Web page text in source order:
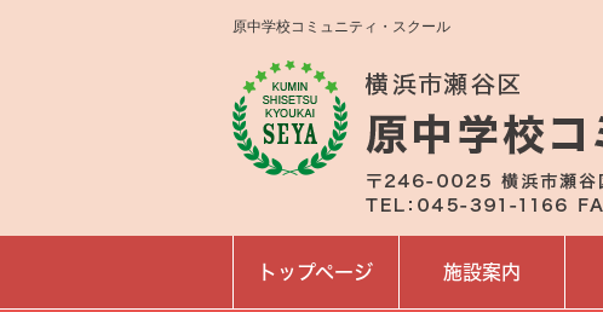
原中学校コミュニティ・スクール
トップページ 施設案内